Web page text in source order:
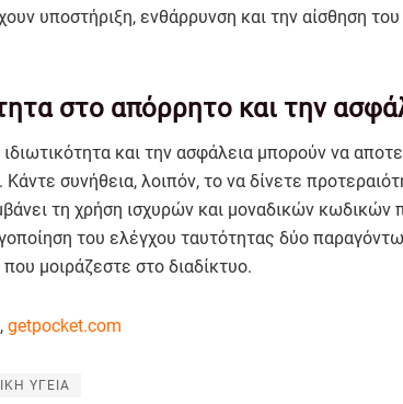
υποστήριξη, ενθάρρυνση και την αίσθηση του
στο απόρρητο και την
ιδιωτικότητα και την ασφάλεια μπορούν να
συνήθεια, λοιπόν, το να δίνετε
τη χρήση ισχυρών και μοναδικών κωδικών
του ελέγχου ταυτότητας δύο
μοιράζεστε στο διαδίκτυο.
, getpocket.com
ΥΓΕΙΑ